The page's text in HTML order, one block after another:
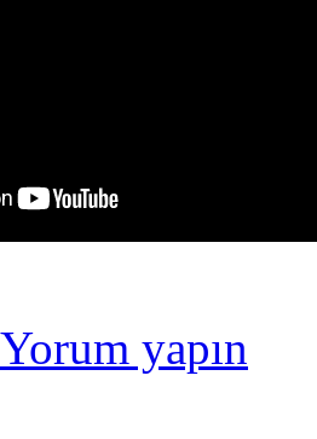
yapın